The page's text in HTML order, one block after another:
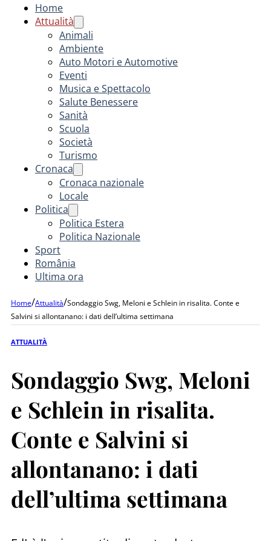
Home
Attualità
Animali
Ambiente
Auto Motori e Automotive
Eventi
Musica e Spettacolo
Salute Benessere
Sanità
Scuola
Società
Turismo
Cronaca
Cronaca nazionale
Locale
Politica
Politica Estera
Politica Nazionale
Sport
România
Ultima ora
Home/Attualità/Sondaggio Swg, Meloni e Schlein in risalita. Conte e
Salvini si allontanano: i dati dell’ultima settimana
ATTUALITÀ
Sondaggio Swg, Meloni
e Schlein in risalita.
Conte e Salvini si
allontanano: i dati
dell’ultima settimana